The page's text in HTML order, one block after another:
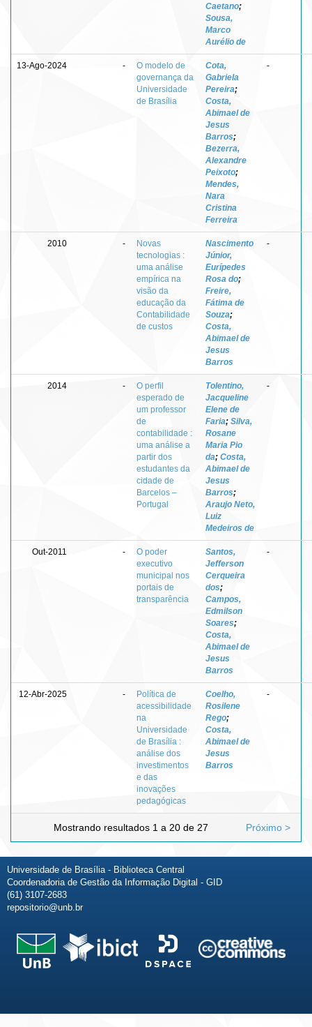
Caetano;
Sousa,
Marco
Aurélio de
13-Ago-2024 -
O modelo de
governança da
Universidade
de Brasília
Cota,
Gabriela
Pereira;
Costa,
Abimael de
Jesus
Barros;
Bezerra,
Alexandre
Peixoto;
Mendes,
Nara
Cristina
Ferreira
-
2010 -
Novas
tecnologias :
uma análise
empírica na
visão da
educação da
Contabilidade
de custos
Nascimento
Júnior,
Eurípedes
Rosa do;
Freire,
Fátima de
Souza;
Costa,
Abimael de
Jesus
Barros
-
2014 -
O perfil
esperado de
um professor
de
contabilidade :
uma análise a
partir dos
estudantes da
cidade de
Barcelos –
Portugal
Tolentino,
Jacqueline
Elene de
Faria; Silva,
Rosane
Maria Pio
da; Costa,
Abimael de
Jesus
Barros;
Araujo Neto,
Luiz
Medeiros de
-
Out-2011 -
O poder
executivo
municipal nos
portais de
transparência
Santos,
Jefferson
Cerqueira
dos;
Campos,
Edmilson
Soares;
Costa,
Abimael de
Jesus
Barros
-
12-Abr-2025 -
Política de
acessibilidade
na
Universidade
de Brasília :
análise dos
investimentos
e das
inovações
pedagógicas
Coelho,
Rosilene
Rego;
Costa,
Abimael de
Jesus
Barros
-
Mostrando resultados 1 a 20 de 27 Próximo >
Universidade de Brasília - Biblioteca Central
Coordenadoria de Gestão da Informação Digital - GID
(61) 3107-2683
repositorio@unb.br